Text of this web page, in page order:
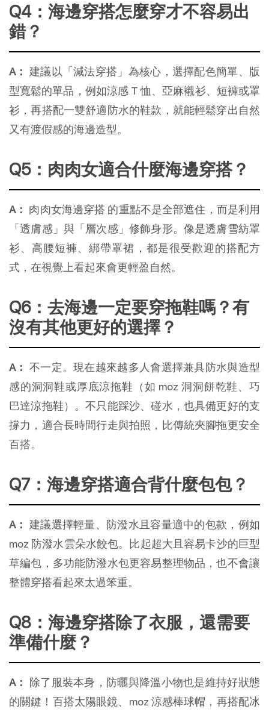
Q4：海邊穿搭怎麼穿才不容易出
錯？
A： 建議以「減法穿搭」為核心，選擇配色簡單、版
型寬鬆的單品，例如涼感 T 恤、亞麻襯衫、短褲或罩
衫，再搭配一雙舒適防水的鞋款，就能輕鬆穿出自然
又有渡假感的海邊造型。
Q5：肉肉女適合什麼海邊穿搭？
A： 肉肉女海邊穿搭 的重點不是全部遮住，而是利用
「透膚感」與「層次感」修飾身形。像是透膚雪紡罩
衫、高腰短褲、綁帶罩裙，都是很受歡迎的搭配方
式，在視覺上看起來會更輕盈自然。
Q6：去海邊一定要穿拖鞋嗎？有
沒有其他更好的選擇？
A： 不一定。現在越來越多人會選擇兼具防水與造型
感的洞洞鞋或厚底涼拖鞋（如 moz 洞洞餅乾鞋、巧
巴達涼拖鞋）。不只能踩沙、碰水，也具備更好的支
撐力，適合長時間行走與拍照，比傳統夾腳拖更安全
百搭。
Q7：海邊穿搭適合背什麼包包？
A： 建議選擇輕量、防潑水且容量適中的包款，例如
moz 防潑水雲朵水餃包。比起超大且容易卡沙的巨型
草編包，多功能防潑水包更容易整理物品，也不會讓
整體穿搭看起來太過笨重。
Q8：海邊穿搭除了衣服，還需要
準備什麼？
A：
除了服裝本身，防曬與降溫小物也是維持好狀態
的關鍵！百搭太陽眼鏡、moz 涼感棒球帽，再搭配冰